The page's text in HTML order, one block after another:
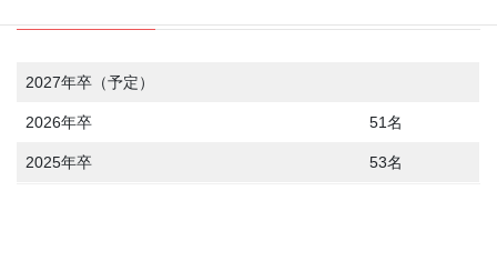
2027年卒（予定）
2026年卒 51名
2025年卒 53名